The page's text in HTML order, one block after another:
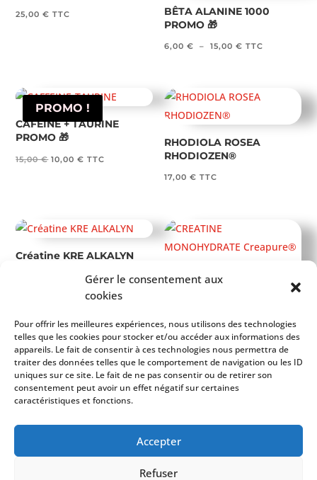
Gérer le consentement aux
cookies
Pour offrir les meilleures expériences, nous utilisons des technologies
telles que les cookies pour stocker et/ou accéder aux informations des
appareils. Le fait de consentir à ces technologies nous permettra de
traiter des données telles que le comportement de navigation ou les ID
uniques sur ce site. Le fait de ne pas consentir ou de retirer son
consentement peut avoir un effet négatif sur certaines
caractéristiques et fonctions.
Accepter
Refuser
25,00€ TTC
BÊTA ALANINE 1000
PROMO 🎁
6,00€ – 15,00€ Plage
6,00 €
15,00 €
TTC
PROMO !
CAFÉINE + TAURINE
PROMO 🎁
15,00€ Le
15,00 €.
10,00€ Le
10,00 €.
TTC
RHODIOLA ROSEA
RHODIOZEN®
17,00€ TTC
Créatine KRE ALKALYN
Creapure® 350 g
33,00€ TTC
1
Copyright © 2026 TOP-PHYSIQUE | FUTURELAB-
SHOP